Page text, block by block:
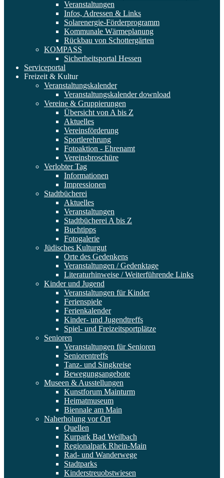
Veranstaltungen
Infos, Adressen & Links
Solarenergie-Förderprogramm
Kommunale Wärmeplanung
Rückbau von Schottergärten
KOMPASS
Sicherheitsportal Hessen
Serviceportal
Freizeit & Kultur
Veranstaltungskalender
Veranstaltungskalender download
Vereine & Gruppierungen
Übersicht von A bis Z
Aktuelles
Vereinsförderung
Sportlerehrung
Fotoaktion - Ehrenamt
Vereinsbroschüre
Verlobter Tag
Informationen
Impressionen
Stadtbücherei
Aktuelles
Veranstaltungen
Stadtbücherei A bis Z
Buchtipps
Fotogalerie
Jüdisches Kulturgut
Orte des Gedenkens
Veranstaltungen / Gedenktage
Literaturhinweise / Weiterführende Links
Kinder und Jugend
Veranstaltungen für Kinder
Ferienspiele
Ferienkalender
Kinder- und Jugendtreffs
Spiel- und Freizeitsportplätze
Senioren
Veranstaltungen für Senioren
Seniorentreffs
Tanz- und Singkreise
Bewegungsangebote
Museen & Ausstellungen
Kunstforum Mainturm
Heimatmuseum
Biennale am Main
Naherholung vor Ort
Quellen
Kurpark Bad Weilbach
Regionalpark Rhein-Main
Rad- und Wanderwege
Stadtparks
Kinderstreuobstwiesen